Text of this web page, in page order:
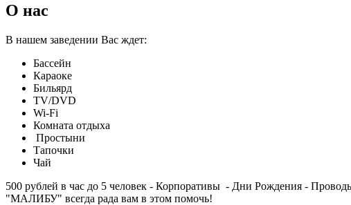
О нас
В нашем заведении Вас ждет:
Бассейн
Караоке
Бильярд
TV/DVD
Wi-Fi
Комната отдыха
Простыни
Тапочки
Чай
500 рублей в час до 5 человек - Корпоративы - Дни Рождения -
"МАЛИБУ" всегда рада вам в этом помочь!